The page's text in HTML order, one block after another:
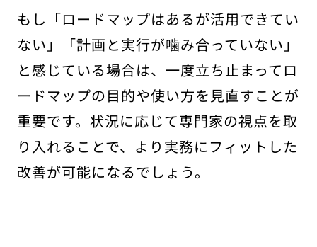
もし「ロードマップはあるが活用できてい
ない」「計画と実行が噛み合っていない」
と感じている場合は、一度立ち止まってロ
ードマップの目的や使い方を見直すことが
重要です。状況に応じて専門家の視点を取
り入れることで、より実務にフィットした
改善が可能になるでしょう。